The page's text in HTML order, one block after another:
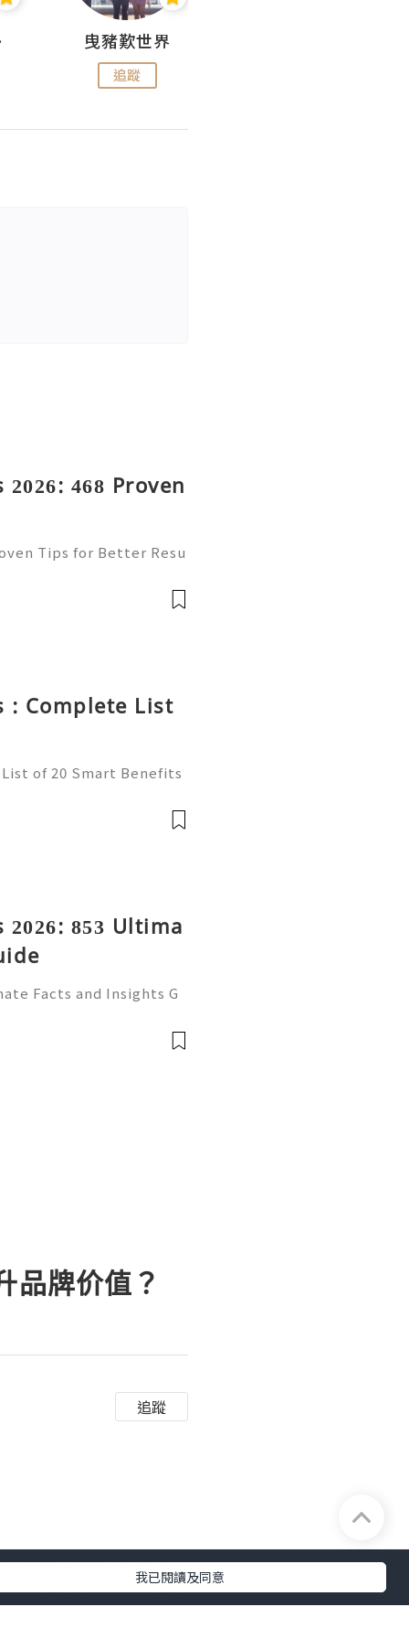
曳豬歎世界
追蹤
468 Proven
Tips for Better Resu
freelancing, online
: Complete List
of 20 Smart Benefits
businesses, and onl
853 Ultima
Facts and Insights G
correspondence, o
品牌价值？
追蹤
业新闻和互动帖子。
，也是建立品牌忠诚
我已閱讀及同意